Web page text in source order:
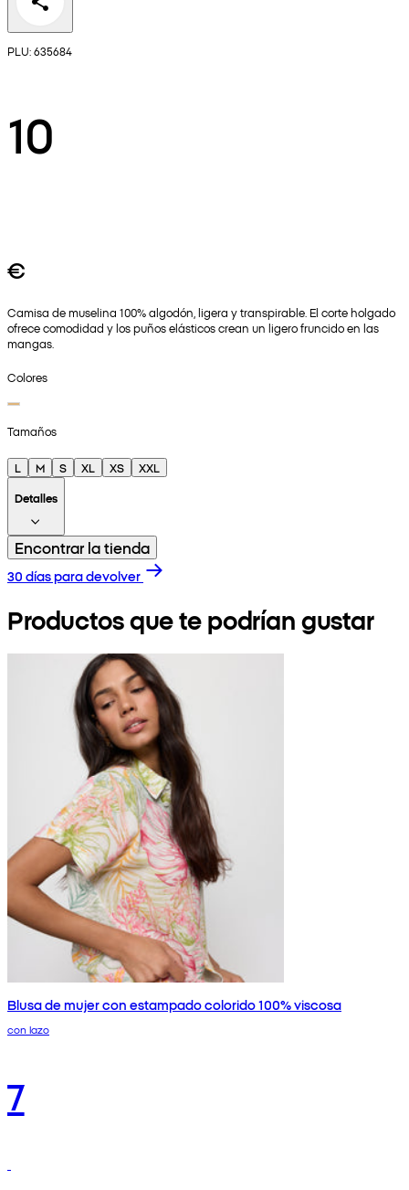
PLU: 635684
10
€
Camisa de muselina 100% algodón, ligera y transpirable. El corte holgado
ofrece comodidad y los puños elásticos crean un ligero fruncido en las
mangas.
Colores
Tamaños
L M S XL XS
XXL
Detalles
Encontrar la tienda
30 días para devolver
Productos que te podrían gustar
Blusa de mujer con estampado colorido 100% viscosa
con lazo
7